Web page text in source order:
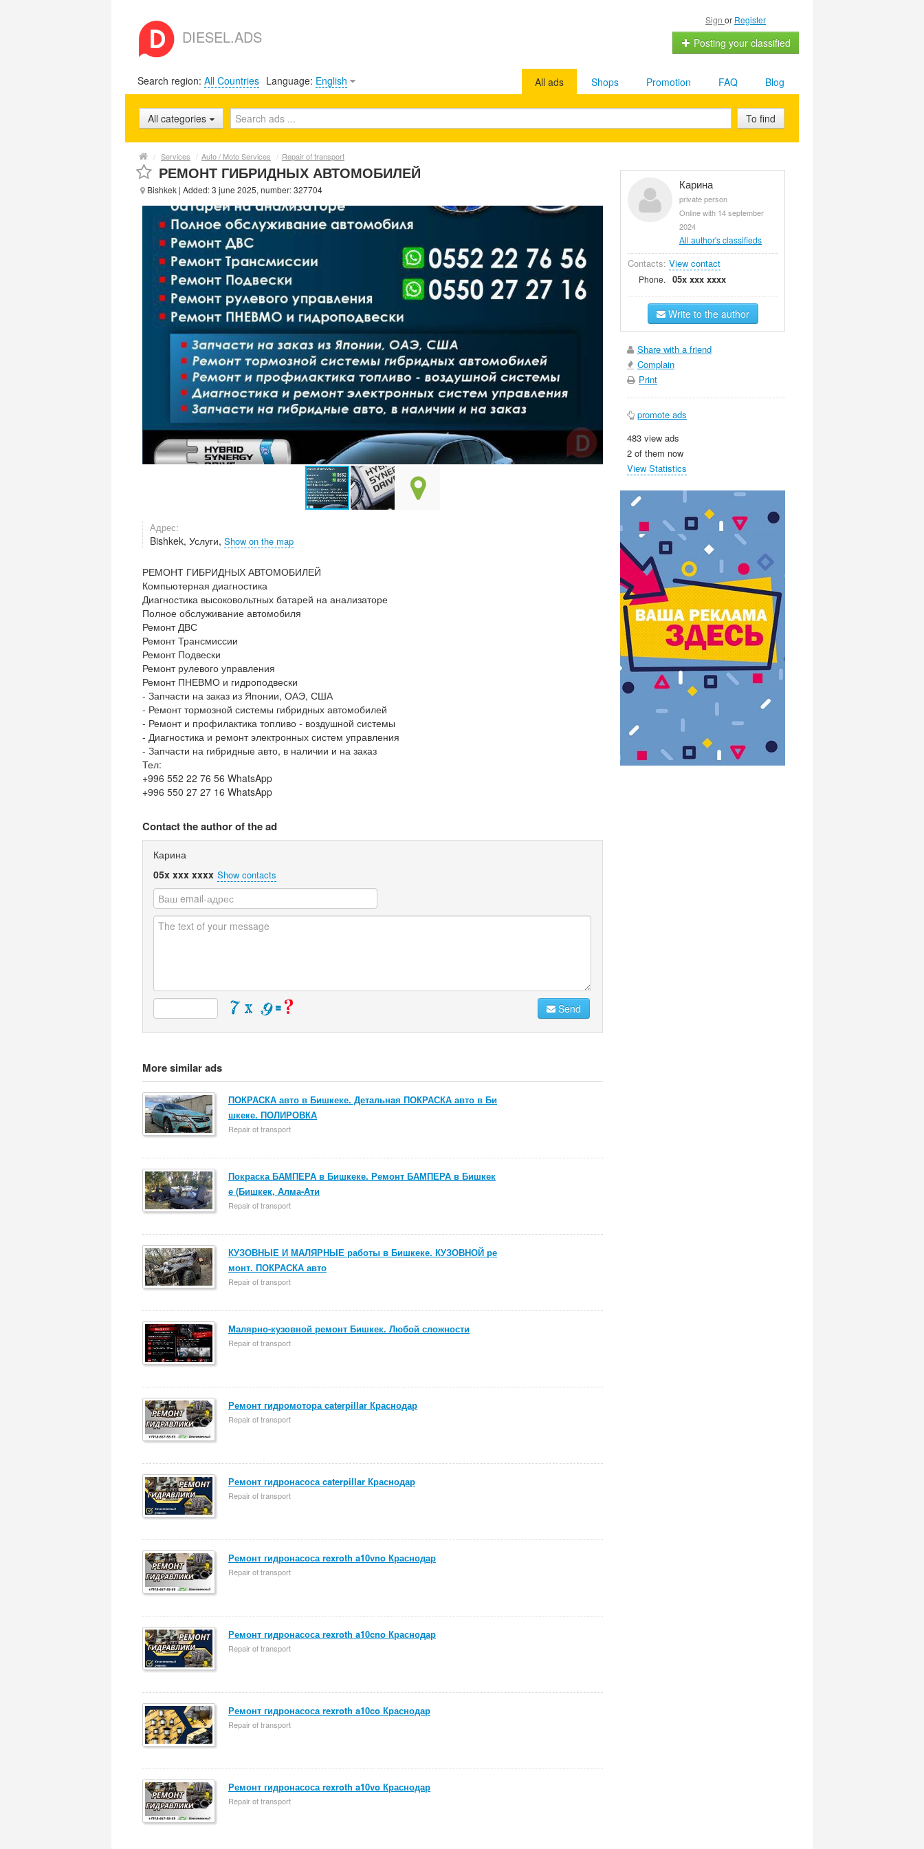
DIESEL.ADS
Sign or Register
Posting your classified
Search region: All Countries Language: English Blog
FAQ
Promotion
Shops
All ads
All categories To find
/ Services / Auto / Moto Services / Repair of transport
РЕМОНТ ГИБРИДНЫХ АВТОМОБИЛЕЙ
Bishkek | Added: 3 june 2025, number: 327704
Адрес:
Bishkek, Услуги, Show on the map
РЕМОНТ ГИБРИДНЫХ АВТОМОБИЛЕЙ
Компьютерная диагностика
Диагностика высоковольтных батарей на анализаторе
Полное обслуживание автомобиля
Ремонт ДВС
Ремонт Трансмиссии
Ремонт Подвески
Ремонт рулевого управления
Ремонт ПНЕВМО и гидроподвески
- Запчасти на заказ из Японии, ОАЭ, США
- Ремонт тормозной системы гибридных автомобилей
- Ремонт и профилактика топливо - воздушной системы
- Диагностика и ремонт электронных систем управления
- Запчасти на гибридные авто, в наличии и на заказ
Тел:
+996 552 22 76 56 WhatsApp
+996 550 27 27 16 WhatsApp
Contact the author of the ad
Карина
05x xxx xxxx Show contacts
Send
More similar ads
ПОКРАСКА авто в Бишкеке. Детальная ПОКРАСКА авто в Би
шкеке. ПОЛИРОВКА
Repair of transport
Покраска БАМПЕРА в Бишкеке. Ремонт БАМПЕРА в Бишкек
е (Бишкек, Алма-Ати
Repair of transport
КУЗОВНЫЕ И МАЛЯРНЫЕ работы в Бишкеке. КУЗОВНОЙ ре
монт. ПОКРАСКА авто
Repair of transport
Малярно-кузовной ремонт Бишкек. Любой сложности
Repair of transport
Ремонт гидромотора caterpillar Краснодар
Repair of transport
Ремонт гидронасоса caterpillar Краснодар
Repair of transport
Ремонт гидронасоса rexroth a10vno Краснодар
Repair of transport
Ремонт гидронасоса rexroth a10cno Краснодар
Repair of transport
Ремонт гидронасоса rexroth a10co Краснодар
Repair of transport
Ремонт гидронасоса rexroth a10vo Краснодар
Repair of transport
Карина
private person
Online with 14 september
2024
All author's classifieds
Contacts: View contact
Phone. 05x xxx xxxx
Write to the author
Share with a friend
Complain
Print
promote ads
483 view ads
2 of them now
View Statistics